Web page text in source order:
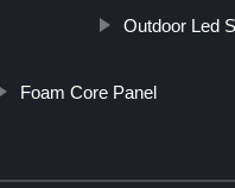
Outdoor Led
Foam Core Panel